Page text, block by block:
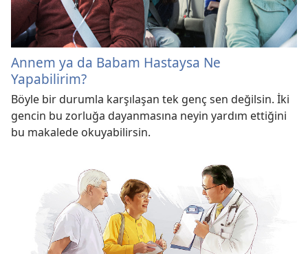
Annem ya da Babam Hastaysa Ne
Yapabilirim?
Böyle bir durumla karşılaşan tek genç sen değilsin. İki
gencin bu zorluğa dayanmasına neyin yardım ettiğini
bu makalede okuyabilirsin.